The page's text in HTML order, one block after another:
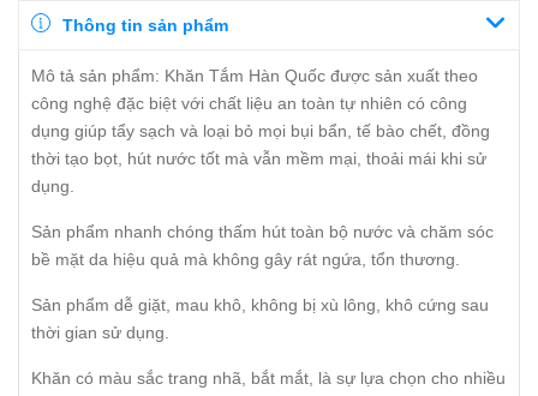
Thông tin sản phẩm
Mô tả sản phẩm: Khăn Tắm Hàn Quốc được sản xuất theo
công nghệ đặc biệt với chất liệu an toàn tự nhiên có công
dụng giúp tẩy sạch và loại bỏ mọi bụi bẩn, tế bào chết, đồng
thời tạo bọt, hút nước tốt mà vẫn mềm mại, thoải mái khi sử
dụng.
Sản phẩm nhanh chóng thấm hút toàn bộ nước và chăm sóc
bề mặt da hiệu quả mà không gây rát ngứa, tổn thương.
Sản phẩm dễ giặt, mau khô, không bị xù lông, khô cứng sau
thời gian sử dụng.
Khăn có màu sắc trang nhã, bắt mắt, là sự lựa chọn cho nhiều